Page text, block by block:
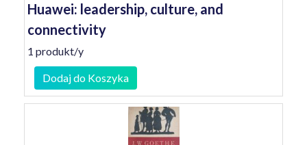
Huawei: leadership, culture, and
connectivity
1 produkt/y
Dodaj do Koszyka